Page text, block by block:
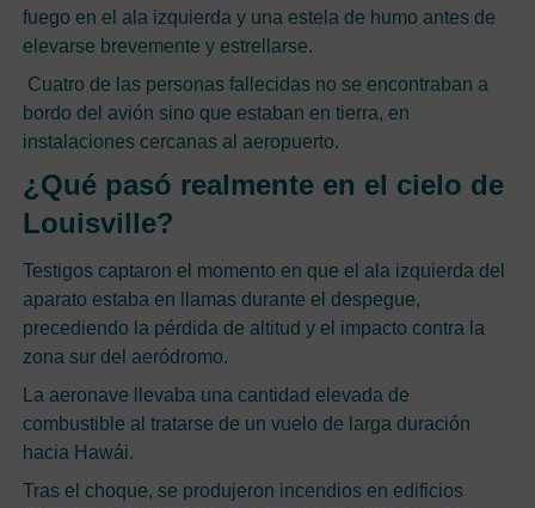
fuego en el ala izquierda y una estela de humo antes de
elevarse brevemente y estrellarse.
Cuatro de las personas fallecidas no se encontraban a
bordo del avión sino que estaban en tierra, en
instalaciones cercanas al aeropuerto.
¿Qué pasó realmente en el cielo de
Louisville?
Testigos captaron el momento en que el ala izquierda del
aparato estaba en llamas durante el despegue,
precediendo la pérdida de altitud y el impacto contra la
zona sur del aeródromo.
La aeronave llevaba una cantidad elevada de
combustible al tratarse de un vuelo de larga duración
hacia Hawái.
Tras el choque, se produjeron incendios en edificios